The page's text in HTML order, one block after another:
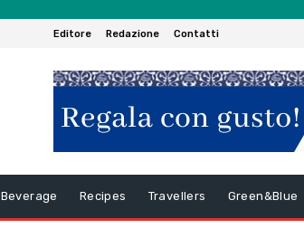
Editore Redazione Contatti
Beverage Recipes Travellers Green&Blue